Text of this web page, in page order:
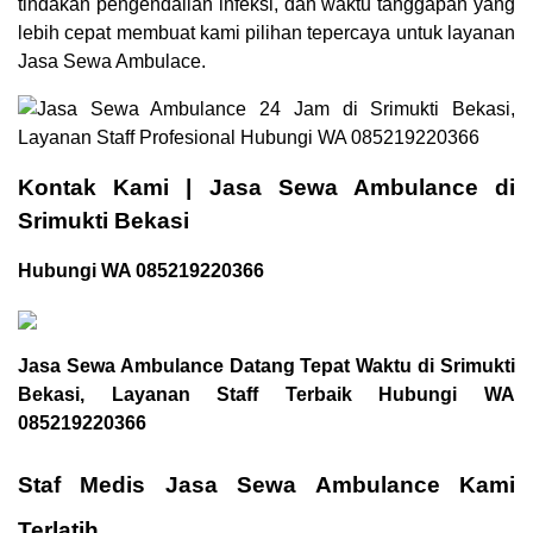
tindakan pengendalian infeksi, dan waktu tanggapan yang
lebih cepat membuat kami pilihan tepercaya untuk layanan
Jasa Sewa Ambulace.
Kontak Kami | Jasa Sewa Ambulance di
Srimukti Bekasi
Hubungi WA 085219220366
Jasa Sewa Ambulance Datang Tepat Waktu di Srimukti
Bekasi, Layanan Staff Terbaik Hubungi WA
085219220366
Staf Medis Jasa Sewa Ambulance Kami